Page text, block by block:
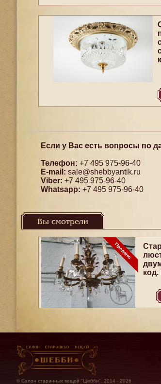
Если у Вас есть вопросы по
Телефон: +7 495 975-96-40
E-mail: sale@shebbyantik.ru
Viber: +7 495 975-96-40
Whatsapp: +7 495 975-96-40
Вы смотрели
код.
© Салон старинных вещей "Шебби", 2014 - 2026